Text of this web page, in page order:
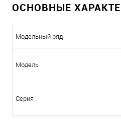
ОСНОВНЫЕ
Модельный ряд
Модель
Серия